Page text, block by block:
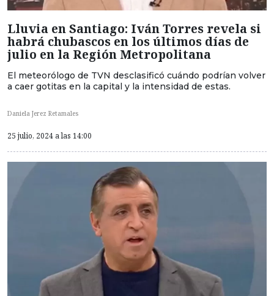
Lluvia en Santiago: Iván Torres revela si
habrá chubascos en los últimos días de
julio en la Región Metropolitana
El meteorólogo de TVN desclasificó cuándo podrían volver
a caer gotitas en la capital y la intensidad de estas.
Daniela Jerez Retamales
25 julio, 2024 a las 14:00